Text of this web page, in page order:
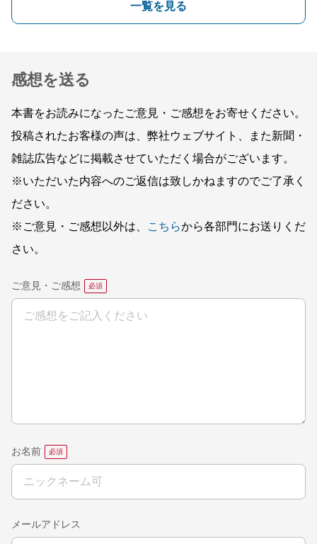
一覧を見る
感想を送る
本書をお読みになったご意見・ご感想をお寄せください。
投稿されたお客様の声は、弊社ウェブサイト、また新聞・
雑誌広告などに掲載させていただく場合がございます。
※いただいた内容へのご返信は致しかねますのでご了承く
ださい。
※ご意見・ご感想以外は、
こちらから各部門にお送りくだ
さい。
ご意見・ご感想
お名前
メールアドレス